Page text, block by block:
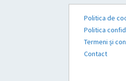
Politica de
Politica
Termeni și
Contact